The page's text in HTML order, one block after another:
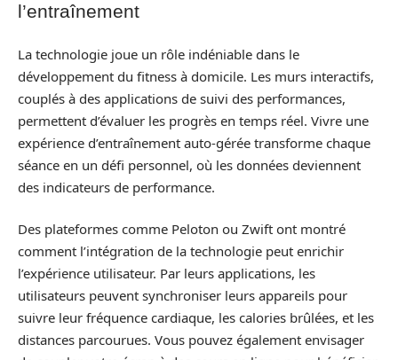
l’entraînement
La technologie joue un rôle indéniable dans le
développement du fitness à domicile. Les murs interactifs,
couplés à des applications de suivi des performances,
permettent d’évaluer les progrès en temps réel. Vivre une
expérience d’entraînement auto-gérée transforme chaque
séance en un défi personnel, où les données deviennent
des indicateurs de performance.
Des plateformes comme Peloton ou Zwift ont montré
comment l’intégration de la technologie peut enrichir
l’expérience utilisateur. Par leurs applications, les
utilisateurs peuvent synchroniser leurs appareils pour
suivre leur fréquence cardiaque, les calories brûlées, et les
distances parcourues. Vous pouvez également envisager